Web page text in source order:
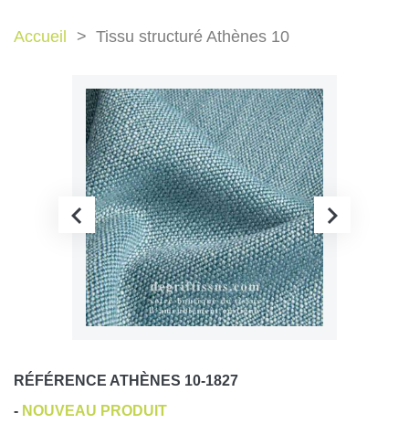
Accueil Tissu structuré Athènes 10
RÉFÉRENCE ATHÈNES 10-1827
- NOUVEAU PRODUIT